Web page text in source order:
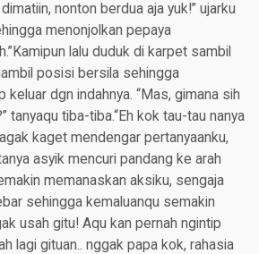
nonton berdua aja yuk!” ujarku
menonjolkan pepaya
lalu duduk di karpet sambil
posisi bersila sehingga
keluar dgn indahnya. “Mas, gimana sih
tanyaqu tiba-tiba.“Eh kok tau-tau nanya
kaget mendengar pertanyaanku,
asyik mencuri pandang ke arah
memanaskan aksiku, sengaja
sehingga kemaluanqu semakin
usah gitu! Aqu kan pernah ngintip
lagi gituan.. nggak papa kok, rahasia